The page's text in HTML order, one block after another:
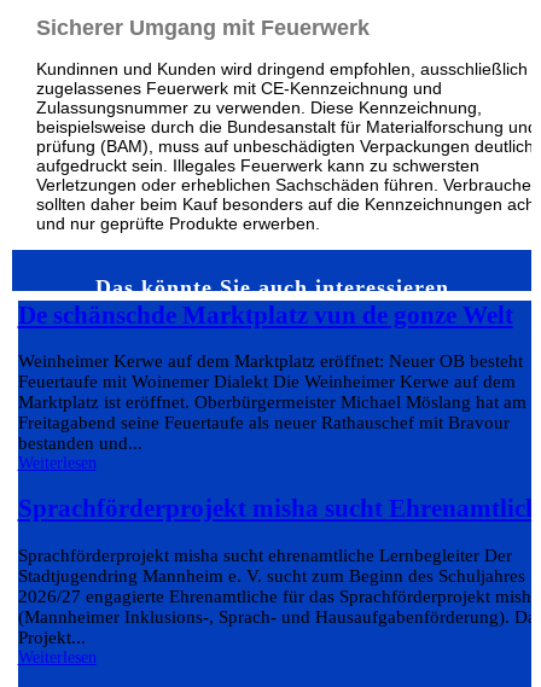
Sicherer Umgang mit Feuerwerk
Kundinnen und Kunden wird dringend empfohlen, ausschließlich
zugelassenes Feuerwerk mit CE-Kennzeichnung und
Zulassungsnummer zu verwenden. Diese Kennzeichnung,
beispielsweise durch die Bundesanstalt für Materialforschung und
prüfung (BAM), muss auf unbeschädigten Verpackungen deutlich
aufgedruckt sein. Illegales Feuerwerk kann zu schwersten
Verletzungen oder erheblichen Sachschäden führen. Verbraucher
sollten daher beim Kauf besonders auf die Kennzeichnungen
und nur geprüfte Produkte erwerben.
Das könnte Sie auch interessieren…
De schänschde Marktplatz vun de gonze Welt
Weinheimer Kerwe auf dem Marktplatz eröffnet: Neuer OB besteht
Feuertaufe mit Woinemer Dialekt Die Weinheimer Kerwe auf dem
Marktplatz ist eröffnet. Oberbürgermeister Michael Möslang hat am
Freitagabend seine Feuertaufe als neuer Rathauschef mit Bravour
bestanden und...
Weiterlesen
Sprachförderprojekt misha sucht
Sprachförderprojekt misha sucht ehrenamtliche Lernbegleiter Der
Stadtjugendring Mannheim e. V. sucht zum Beginn des Schuljahres
2026/27 engagierte Ehrenamtliche für das Sprachförderprojekt misha
(Mannheimer Inklusions-, Sprach- und Hausaufgabenförderung).
Projekt...
Weiterlesen